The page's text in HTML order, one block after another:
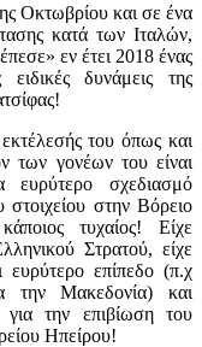
Οκτωβρίου και σε ένα
κατά των Ιταλών,
εν έτει 2018 ένας
δυνάμεις της
του όπως και
των γονέων του είναι
σχεδιασμό
στοιχείου στην Βόρειο
τυχαίος! Είχε
Στρατού, είχε
ευρύτερο επίπεδο (π.χ
την Μακεδονία) και
την επιβίωση του
Ηπείρου!